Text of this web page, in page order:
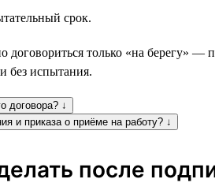
срок.
только «на берегу» —
без испытания.
договора? ↓
и приказа о приёме на работу? ↓
после